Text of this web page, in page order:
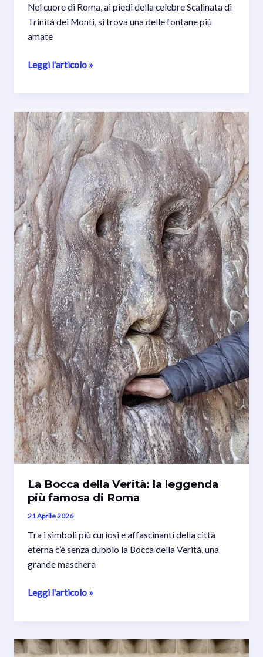
Nel cuore di Roma, ai piedi della celebre Scalinata di
Trinità dei Monti, si trova una delle fontane più
amate
Una
di
Roma
Leggi l'articolo »
La Bocca della Verità: la leggenda
più famosa di Roma
21 Aprile 2026
Tra i simboli più curiosi e affascinanti della città
eterna c’è senza dubbio la Bocca della Verità, una
grande maschera
La
la
Leggi l'articolo »